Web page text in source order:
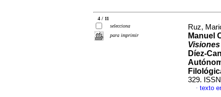
4 / 11
selecciona
para imprimir
Ruz,
Manuel
Díez-
329.
· texto